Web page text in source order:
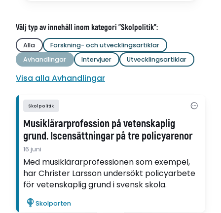
Välj typ av innehåll inom kategori "Skolpolitik":
Alla
Forskning- och utvecklingsartiklar
Avhandlingar
Intervjuer Utvecklingsartiklar
Visa alla Avhandlingar
Skolpolitik
Musiklärarprofession på vetenskaplig
grund. Iscensättningar på tre policyarenor
16 juni
Med musiklärarprofessionen som exempel,
har Christer Larsson undersökt policyarbete
för vetenskaplig grund i svensk skola.
Skolporten